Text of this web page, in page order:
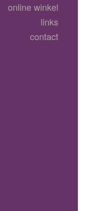
online winkel
links
contact